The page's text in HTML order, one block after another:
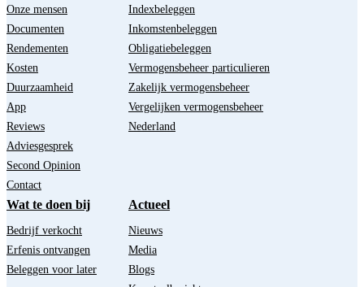
Onze mensen
Documenten
Rendementen
Kosten
Duurzaamheid
App
Reviews
Adviesgesprek
Second Opinion
Contact
Indexbeleggen
Inkomstenbeleggen
Obligatiebeleggen
Vermogensbeheer particulieren
Zakelijk vermogensbeheer
Vergelijken vermogensbeheer
Nederland
Wat te doen bij
Bedrijf verkocht
Erfenis ontvangen
Beleggen voor later
Actueel
Nieuws
Media
Blogs